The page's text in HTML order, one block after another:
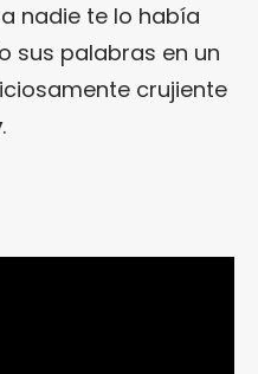
nadie te lo había
sus palabras en un
crujiente
.